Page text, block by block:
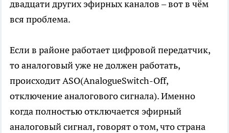
двадцати других эфирных каналов – вот в чём
вся проблема.
Если в районе работает цифровой передатчик,
то аналоговый уже не должен работать,
происходит ASO(AnalogueSwitch-Off,
отключение аналогового сигнала). Именно
когда полностью отключается эфирный
аналоговый сигнал, говорят о том, что страна